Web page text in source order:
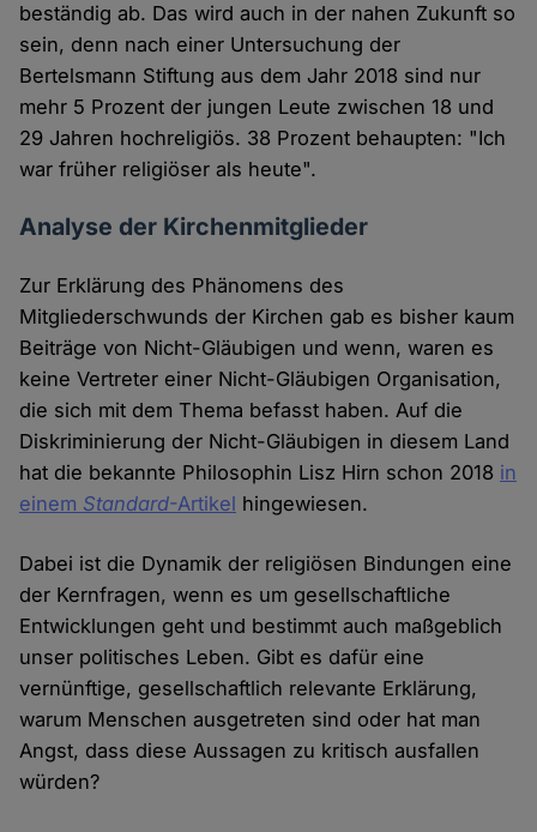
beständig ab. Das wird auch in der nahen Zukunft so
sein, denn nach einer Untersuchung der
Bertelsmann Stiftung aus dem Jahr 2018 sind nur
mehr 5 Prozent der jungen Leute zwischen 18 und
29 Jahren hochreligiös. 38 Prozent behaupten: "Ich
war früher religiöser als heute".
Analyse der Kirchenmitglieder
Zur Erklärung des Phänomens des
Mitgliederschwunds der Kirchen gab es bisher kaum
Beiträge von Nicht-Gläubigen und wenn, waren es
keine Vertreter einer Nicht-Gläubigen Organisation,
die sich mit dem Thema befasst haben. Auf die
Diskriminierung der Nicht-Gläubigen in diesem Land
hat die bekannte Philosophin Lisz Hirn schon 2018 in
einem Standard-Artikel hingewiesen.
Dabei ist die Dynamik der religiösen Bindungen eine
der Kernfragen, wenn es um gesellschaftliche
Entwicklungen geht und bestimmt auch maßgeblich
unser politisches Leben. Gibt es dafür eine
vernünftige, gesellschaftlich relevante Erklärung,
warum Menschen ausgetreten sind oder hat man
Angst, dass diese Aussagen zu kritisch ausfallen
würden?